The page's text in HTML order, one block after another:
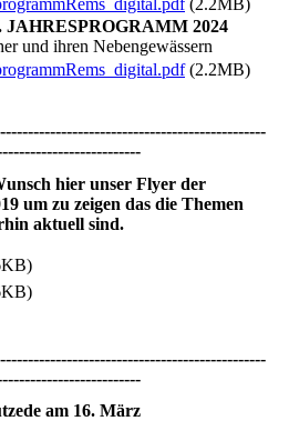
(2.2MB)
JAHRESPROGRAMM 2024
und ihren Nebengewässern
(2.2MB)
hier unser Flyer der
um zu zeigen das die Themen
aktuell sind.
am 16. März